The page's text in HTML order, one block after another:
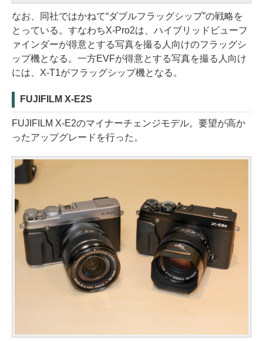
なお、同社ではかねて“ダブルフラッグシップ”の戦略を
とっている。すなわちX-Pro2は、ハイブリッドビューフ
ァインダーが得意とする写真を撮る人向けのフラッグシ
ップ機となる。一方EVFが得意とする写真を撮る人向け
には、X-T1がフラッグシップ機となる。
FUJIFILM X-E2S
FUJIFILM X-E2のマイナーチェンジモデル。要望が高か
ったアップグレードを行った。